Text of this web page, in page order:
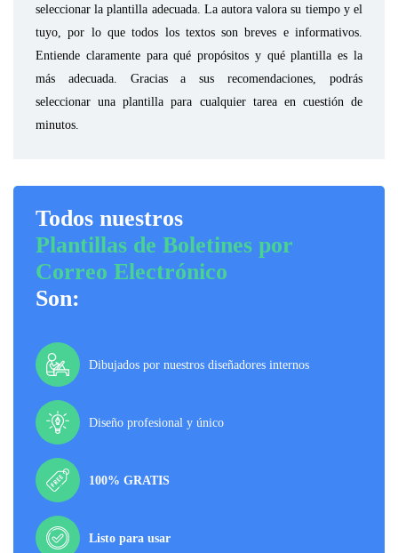
seleccionar la plantilla adecuada. La autora valora su tiempo y el
tuyo, por lo que todos los textos son breves e informativos.
Entiende claramente para qué propósitos y qué plantilla es la
más adecuada. Gracias a sus recomendaciones, podrás
seleccionar una plantilla para cualquier tarea en cuestión de
minutos.
Todos nuestros
Plantillas de Boletines por
Correo Electrónico
Son:
Dibujados por nuestros diseñadores internos
Diseño profesional y único
100% GRATIS
Listo para usar